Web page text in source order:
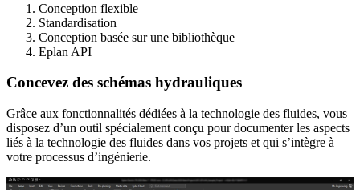
Conception flexible
Standardisation
Conception basée sur une bibliothèque
Eplan API
Concevez des schémas hydrauliques
Grâce aux fonctionnalités dédiées à la technologie des fluides, vous
disposez d’un outil spécialement conçu pour documenter les aspects
liés à la technologie des fluides dans vos projets et qui s’intègre à
votre processus d’ingénierie.